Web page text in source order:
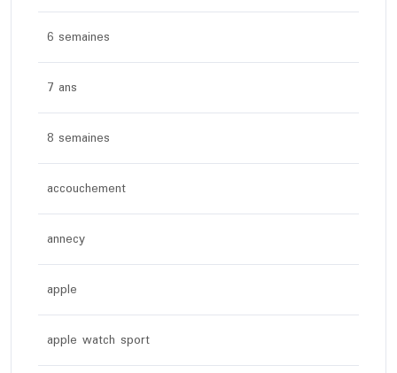
6 semaines
7 ans
8 semaines
accouchement
annecy
apple
apple watch sport